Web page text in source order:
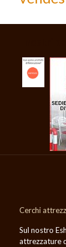
Cerchi
Sul nostro
attrezzature